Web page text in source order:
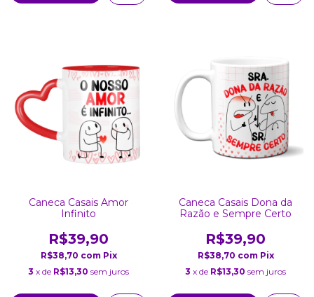
Caneca Casais Amor
Infinito
R$39,90
R$38,70 com Pix
3 x de R$13,30 sem juros
Caneca Casais Dona da
Razão e Sempre Certo
R$39,90
R$38,70 com Pix
3 x de R$13,30 sem juros